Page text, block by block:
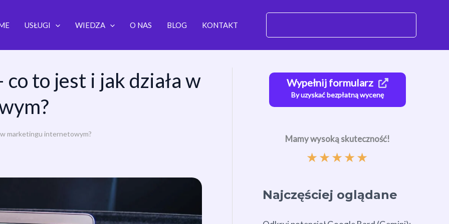
USŁUGI WIEDZA O NAS BLOG KONTAKT
to jest i jak działa w
w marketingu internetowym?
Wypełnij formularz
By uzyskać bezpłatną wycenę
Mamy wysoką skuteczność!
★★★★★
Najczęściej oglądane